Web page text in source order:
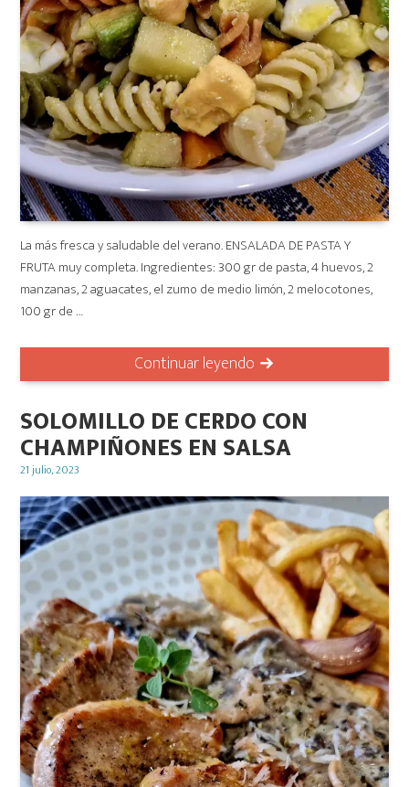
La más fresca y saludable del verano. ENSALADA DE PASTA Y
FRUTA muy completa. Ingredientes: 300 gr de pasta, 4 huevos, 2
manzanas, 2 aguacates, el zumo de medio limón, 2 melocotones,
100 gr de …
Continuar leyendo
SOLOMILLO DE CERDO CON
CHAMPIÑONES EN SALSA
Posted
21 julio, 2023